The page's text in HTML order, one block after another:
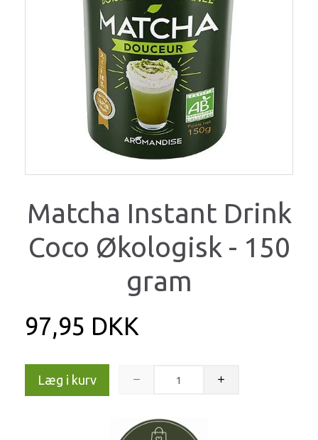
Matcha Instant Drink
Coco Økologisk - 150
gram
97,95 DKK
Læg i kurv